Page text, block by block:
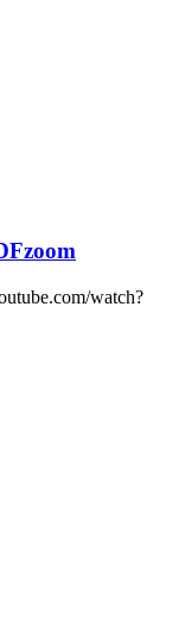
watch?